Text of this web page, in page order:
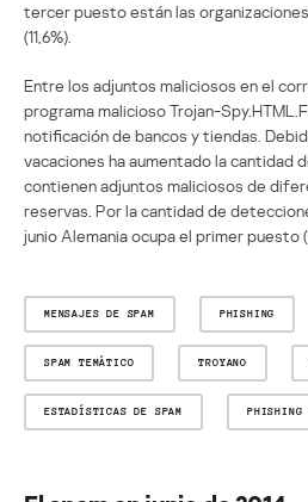
tercer puesto están las
(11,6%).
Entre los adjuntos maliciosos en el
programa malicioso Trojan-
notificación de bancos y tiendas.
vacaciones ha aumentado la cantidad
contienen adjuntos maliciosos de
reservas. Por la cantidad de
junio Alemania ocupa el primer puesto
MENSAJES DE SPAM PHISHING
SPAM TEMÁTICO TROYANO
ESTADÍSTICAS DE SPAM PHISHING